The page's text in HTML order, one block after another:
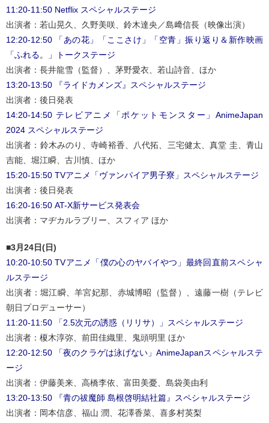
11:20-11:50 Netflix スペシャルステージ
出演者：若山晃久、久野美咲、鈴木達央／島﨑信長（映像出演）
12:20-12:50 「あの花」「ここさけ」「空青」振り返り＆新作映画
「ふれる。」トークステージ
出演者：長井龍雪（監督）、茅野愛衣、若山詩音、ほか
13:20-13:50 『ライドカメンズ』スペシャルステージ
出演者：後日発表
14:20-14:50 テレビアニメ「ポケットモンスター」AnimeJapan
2024 スペシャルステージ
出演者：鈴木みのり、寺崎裕香、八代拓、三宅健太、真堂 圭、青山
吉能、堀江瞬、古川慎、ほか
15:20-15:50 TVアニメ「ヴァンパイア男子寮」スペシャルステージ
出演者：後日発表
16:20-16:50 AT-X新サービス発表会
出演者：マヂカルラブリー、スフィア ほか
■3月24日(日)
10:20-10:50 TVアニメ「僕の心のヤバイやつ」最終回直前スペシャ
ルステージ
出演者：堀江瞬、羊宮妃那、赤城博昭（監督）、遠藤一樹（テレビ
朝日プロデューサー）
11:20-11:50 「2.5次元の誘惑（リリサ）」スペシャルステージ
出演者：榎木淳弥、前田佳織里、鬼頭明里 ほか
12:20-12:50 「夜のクラゲは泳げない」AnimeJapanスペシャルステ
ージ
出演者：伊藤美来、高橋李依、富田美憂、島袋美由利
13:20-13:50 『青の祓魔師 島根啓明結社篇』スペシャルステージ
出演者：岡本信彦、福山 潤、花澤香菜、喜多村英梨